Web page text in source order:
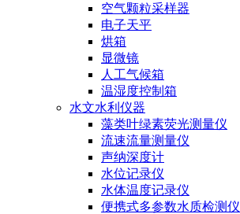
空气颗粒采样器
电子天平
烘箱
显微镜
人工气候箱
温湿度控制箱
水文水利仪器
藻类叶绿素荧光测量仪
流速流量测量仪
声纳深度计
水位记录仪
水体温度记录仪
便携式多参数水质检测仪